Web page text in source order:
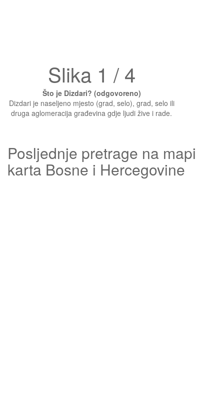
Slika 1 / 4
Što je Dizdari? (odgovoreno)
Dizdari je naseljeno mjesto (grad, selo), grad, selo ili
druga aglomeracija građevina gdje ljudi žive i rade.
Posljednje pretrage na mapi
karta Bosne i Hercegovine